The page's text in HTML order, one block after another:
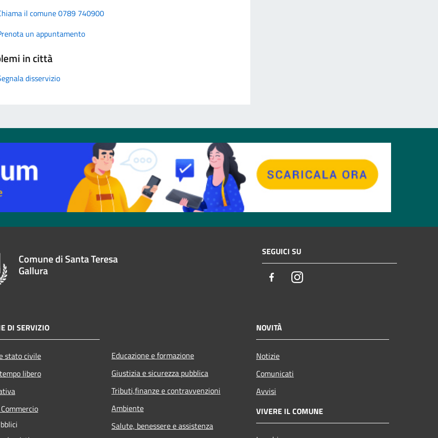
il comune 0789 740900
un appuntamento
in città
disservizio
Comune di Santa Teresa
Gallura
SEGUICI SU
FacebookInstagram
DI SERVIZIO
stato civile
libero
Educazione e formazione
Giustizia e sicurezza pubblica
Tributi,finanze e contravvenzioni
Ambiente
Salute, benessere e assistenza
NOVITÀ
Notizie
Comunicati
Avvisi
VIVERE IL COMUNE